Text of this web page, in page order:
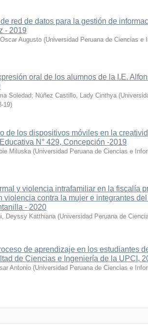
red de datos para la gestión de
- 2019
Augusto (Universidad Peruana de Ciencias e
oral de los alumnos de la I.E.
Soledad; Núñez Castillo, Lady Cinthya (
19)
de los dispositivos móviles en la
N° 429, Concepción -2019
Miluska (Universidad Peruana de Ciencias e
y violencia intrafamiliar en la fiscalía
violencia contra la mujer e integrantes
- 2020
Deyssy Katthiana (Universidad Peruana de
de aprendizaje en los estudiantes
de Ciencias e Ingeniería de la UPCI,
Antonio (Universidad Peruana de Ciencias e